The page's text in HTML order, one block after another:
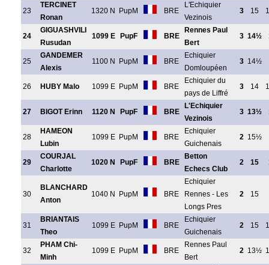
23
TERCINET
Ronan
1320 N PupM BRE
L'Echiquier
Vezinois
3 15
24
GIGUASHVILI
Rusudan
1099 E PupF BRE
Rennes Paul
Bert
3 14½
25
GANDEMER
Alexis
1100 N PupM BRE
Echiquier
Domloupéen
3 14½
26 HUBY Malo 1099 E PupM BRE
Echiquier du
pays de Liffré
3 14
27 BIGOT Erinn 1120 N PupF BRE
L'Echiquier
Vezinois
3 13½
28
HAMEON
Lubin
1099 E PupM BRE
Echiquier
Guichenais
2 15½
29
COURJAL
Charlotte
1020 N PupF BRE
Betton
Echecs Club
2 15
30
BLANCHARD
Anton
1040 N PupM BRE
Echiquier
Rennes - Les
Longs Pres
2 15
31
BRIANTAIS
Theo
1099 E PupM BRE
Echiquier
Guichenais
2 15
32
PHAM Chi-
Minh
1099 E PupM BRE
Rennes Paul
Bert
2 13½